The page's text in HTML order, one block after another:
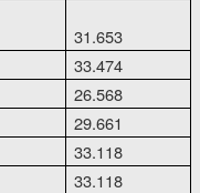
31.653
33.474
26.568
29.661
33.118
33.118